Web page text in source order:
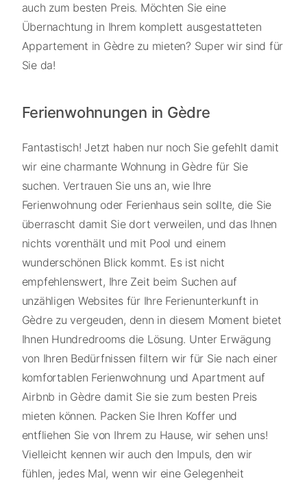
auch zum besten Preis. Möchten Sie eine
Übernachtung in Ihrem komplett ausgestatteten
Appartement in Gèdre zu mieten? Super wir sind für
Sie da!
Ferienwohnungen in Gèdre
Fantastisch! Jetzt haben nur noch Sie gefehlt damit
wir eine charmante Wohnung in Gèdre für Sie
suchen. Vertrauen Sie uns an, wie Ihre
Ferienwohnung oder Ferienhaus sein sollte, die Sie
überrascht damit Sie dort verweilen, und das Ihnen
nichts vorenthält und mit Pool und einem
wunderschönen Blick kommt. Es ist nicht
empfehlenswert, Ihre Zeit beim Suchen auf
unzähligen Websites für Ihre Ferienunterkunft in
Gèdre zu vergeuden, denn in diesem Moment bietet
Ihnen Hundredrooms die Lösung. Unter Erwägung
von Ihren Bedürfnissen filtern wir für Sie nach einer
komfortablen Ferienwohnung und Apartment auf
Airbnb in Gèdre damit Sie sie zum besten Preis
mieten können. Packen Sie Ihren Koffer und
entfliehen Sie von Ihrem zu Hause, wir sehen uns!
Vielleicht kennen wir auch den Impuls, den wir
fühlen, jedes Mal, wenn wir eine Gelegenheit